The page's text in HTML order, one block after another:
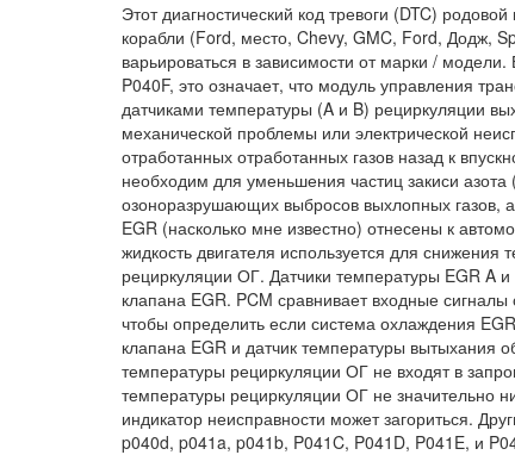
Этот диагностический код тревоги (DTC)
корабли (Ford, место, Chevy, GMC, Ford, Додж,
варьироваться в зависимости от марки /
P040F, это означает, что модуль управления
датчиками температуры (A и B) рециркуляции
механической проблемы или электрической
отработанных отработанных газов назад к
необходим для уменьшения частиц закиси
озоноразрушающих выбросов выхлопных газов,
EGR (насколько мне известно) отнесены к
жидкость двигателя используется для снижения
рециркуляции ОГ. Датчики температуры EGR A
клапана EGR. PCM сравнивает входные
чтобы определить если система охлаждения
клапана EGR и датчик температуры вытыхания
температуры рециркуляции ОГ не входят в
температуры рециркуляции ОГ не значительно
индикатор неисправности может загориться.
p040d, p041a, p041b, P041C, P041D, P041E, и